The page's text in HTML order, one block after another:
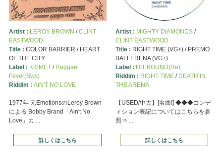
Artist : LEROY BROWN /CLINT
EASTWOOD
Title : COLOR BARRIER / HEART
OF THE CITY
Label : KISMET/ Reggae
Fever(Sws)
Riddim : AIN'T NO LOVE
1977年 元EmotionsのLeroy Brown
による Bobby Brand「Ain't No
Love」カ ...
詳しくはこちら
Artist : MIGHTY DIAMONDS/
CLINT EASTWOOD
Title : RIGHT TIME (VG+) / PREMO
BALLERENA (VG+)
Label : HIT BOUND(Re)
Riddim : RIGHT TIME/ DEATH IN
THE ARENA
【USED/中古】[名曲!] ◆◆◆コンデ
ィション表記についてはこちらを参
照⇒ ...
詳しくはこちら